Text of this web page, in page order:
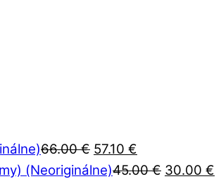
66.00€ Pôvodná
cena
57.10 €
cena
(Neoriginálne)45.00€ Pôvodná
30.00 €